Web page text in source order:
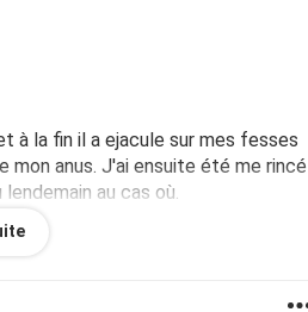
à la fin il a ejacule sur mes fesses
mon anus. J'ai ensuite été me rincé
au cas où.